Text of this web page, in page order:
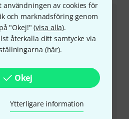
av cookies för
och marknadsföring genom
"Okej!" (visa alla).
återkalla ditt samtycke via
(här).
Okej
Ytterligare information
Amp